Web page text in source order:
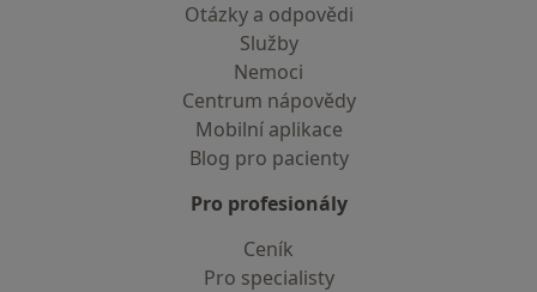
Otázky a odpovědi
Služby
Nemoci
Centrum nápovědy
Mobilní aplikace
Blog pro pacienty
Pro profesionály
Ceník
Pro specialisty